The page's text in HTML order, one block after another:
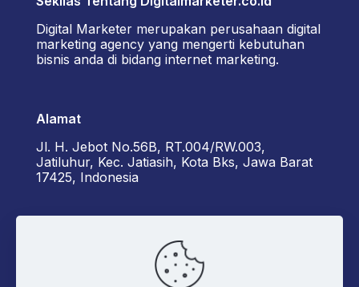
Digital Marketer merupakan perusahaan digital
marketing agency yang mengerti kebutuhan
bisnis anda di bidang internet marketing.
Alamat
Jl. H. Jebot No.56B, RT.004/RW.003,
Jatiluhur, Kec. Jatiasih, Kota Bks, Jawa Barat
17425, Indonesia
+6285162929922 - Diorama
admin@digitalmarketer.co.id